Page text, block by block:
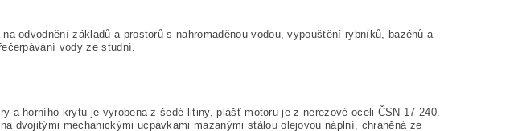
odvodnění základů a prostorů s nahromaděnou vodou, vypouštění rybníků, bazénů a
vody ze studní.
a horního krytu je vyrobena z šedé litiny, plášť motoru je z nerezové oceli ČSN 17 240.
dvojitými mechanickými ucpávkami mazanými stálou olejovou náplní, chráněná ze